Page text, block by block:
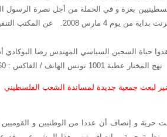
بغزة و في الحملة من أجل نصرة الرسول
بداية من يوم 4 مارس 2008. عن المكتب التنفيذي للمنظمة
حياة السجين السياسي المهندس رضا البوكادي
نهج المختار عطية 1001 تونس الهاتف / الفاكس : 71.340.860 البريد الإلكتروني :liberte_equite@yahoo.fr تونس في 06/03/2008
لبعث جمعية جديدة لمساندة الشعب الفلسطيني
حرية و إنصاف أن عددا من الوطنيين و